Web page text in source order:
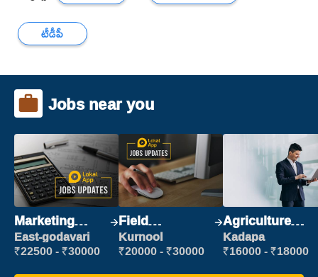
టీడీపీ
Jobs near you
Marketing
Executive
East-godavari
₹22500 - ₹30000
Field
Marketing
Executive
Kurnool
₹20000 - ₹30000
Agriculture
Labour
Kadapa
₹16000 - ₹18000